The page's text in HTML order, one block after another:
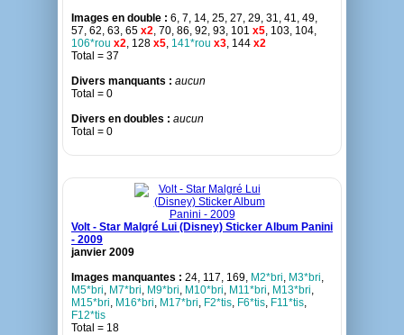
Images en double : 6, 7, 14, 25, 27, 29, 31, 41, 49,
57, 62, 63, 65 x2, 70, 86, 92, 93, 101 x5, 103, 104,
106*rou x2, 128 x5, 141*rou x3, 144 x2
Total = 37
Divers manquants : aucun
Total = 0
Divers en doubles : aucun
Total = 0
Volt - Star Malgré Lui (Disney) Sticker Album Panini
- 2009
janvier 2009
Images manquantes : 24, 117, 169, M2*bri, M3*bri,
M5*bri, M7*bri, M9*bri, M10*bri, M11*bri, M13*bri,
M15*bri, M16*bri, M17*bri, F2*tis, F6*tis, F11*tis,
F12*tis
Total = 18